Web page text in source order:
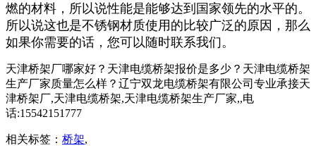
燃的材料，所以说性能是能够达到国家领先的水平的。
所以说这也是不锈钢材质使用的比较广泛的原因，那么
如果你需要的话，您可以随时联系我们。
天津桥架厂哪家好？天津电缆桥架报价是多少？天津电缆桥架
生产厂家质量怎么样？辽宁双龙电缆桥架有限公司专业承接天
津桥架厂,天津电缆桥架,天津电缆桥架生产厂家,,电
话:15542151777
相关标签： 桥架,